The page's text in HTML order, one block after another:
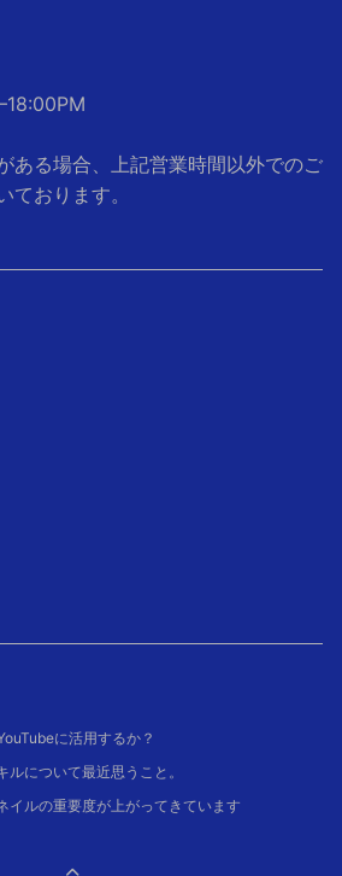
ある場合、上記営業時間以外でのご
ております。
に活用するか？
について最近思うこと。
イルの重要度が上がってきています